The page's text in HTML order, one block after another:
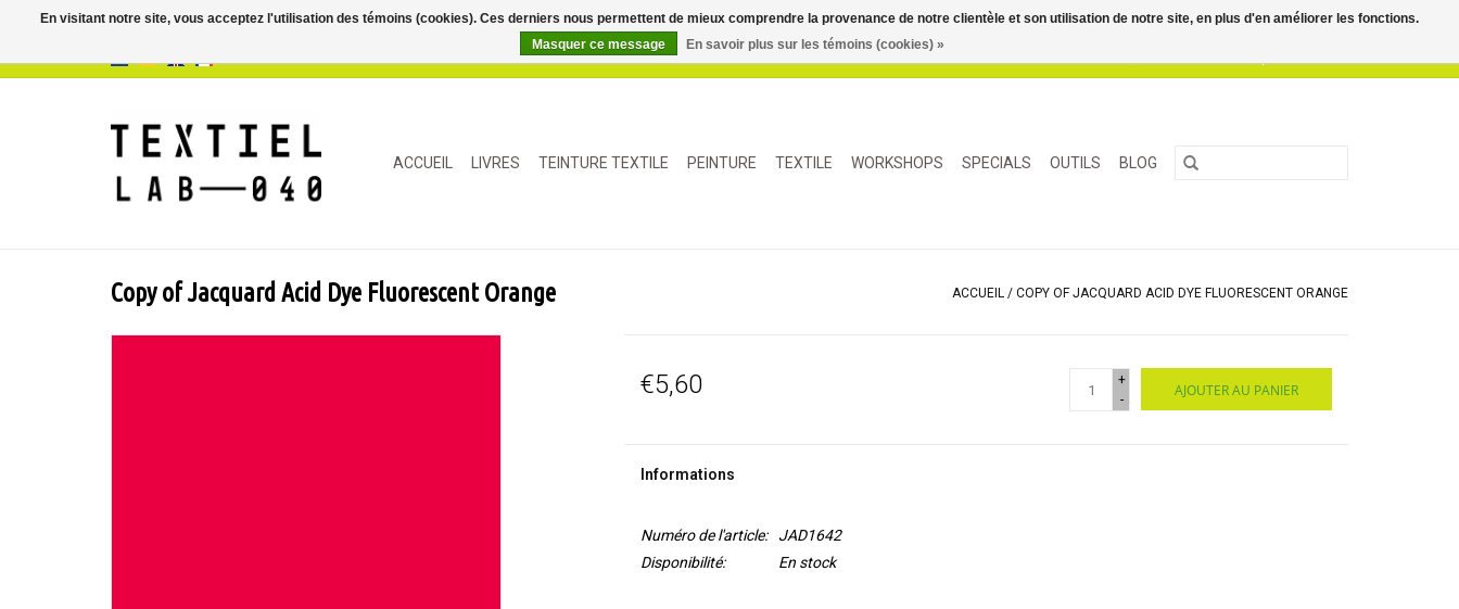
ACCUEIL LIVRES TEINTURE TEXTILE PEINTURE TEXTILE WORKSHOPS SPECIALS OUTILS BLOG
Copy of Jacquard Acid Dye Fluorescent Orange ACCUEIL / COPY OF JACQUARD ACID DYE FLUORESCENT ORANGE
€5,60
+
-
AJOUTER AU PANIER
Informations
Numéro de l'article:
JAD1642
Disponibilité:
En stock
En visitant notre site, vous acceptez l'utilisation des témoins (cookies). Ces derniers nous permettent de mieux comprendre la provenance de notre clientèle et son utilisation de notre site, en plus d'en améliorer les fonctions.
Masquer ce message
En savoir plus sur les témoins (cookies) »